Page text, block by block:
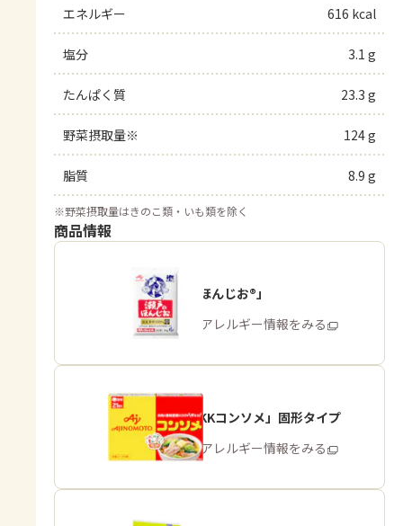
エネルギー 616 kcal
塩分 3.1 g
たんぱく質 23.3 g
野菜摂取量※ 124 g
脂質 8.9 g
※野菜摂取量はきのこ類・いも類を除く
商品情報
「瀬戸のほんじお®」
商品・アレルギー情報をみる
「味の素KKコンソメ」固形タイプ
商品・アレルギー情報をみる